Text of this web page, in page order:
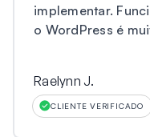
implementar.
o WordPress é
Raelynn J.
CLIENTE VERIFICADO